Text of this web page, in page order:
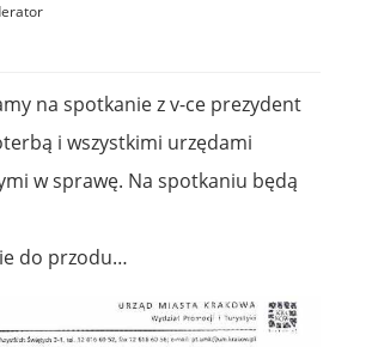
na spotkanie z v-ce prezydent
i wszystkimi urzędami
w sprawę. Na spotkaniu będą
do przodu…